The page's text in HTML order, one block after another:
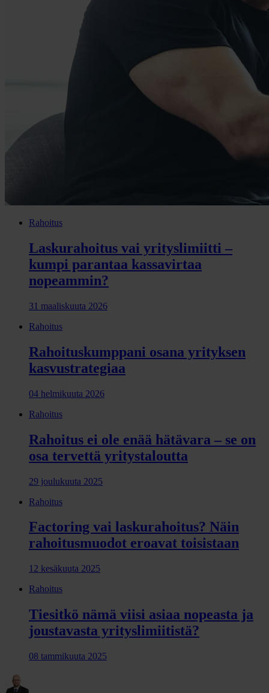
Rahoitus
Laskurahoitus vai yrityslimiitti –
kumpi parantaa kassavirtaa
nopeammin?
31 maaliskuuta 2026
Rahoitus
Rahoituskumppani osana yrityksen
kasvustrategiaa
04 helmikuuta 2026
Rahoitus
Rahoitus ei ole enää hätävara – se on
osa tervettä yritystaloutta
29 joulukuuta 2025
Rahoitus
Factoring vai laskurahoitus? Näin
rahoitusmuodot eroavat toisistaan
12 kesäkuuta 2025
Rahoitus
Tiesitkö nämä viisi asiaa nopeasta ja
joustavasta yrityslimiitistä?
08 tammikuuta 2025